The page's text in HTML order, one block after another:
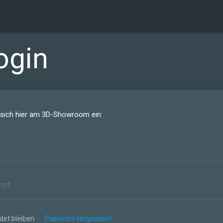
hier am 3D-Showroom ein:
bleiben - Passwort vergessen?